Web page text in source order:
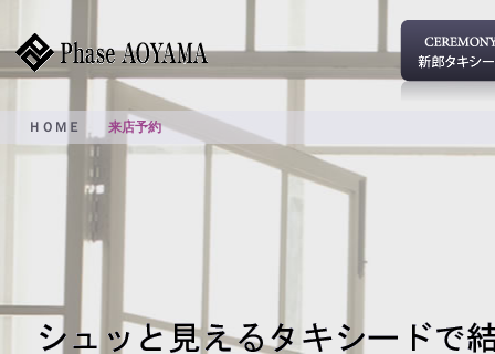
ＨＯＭＥ 来店予約